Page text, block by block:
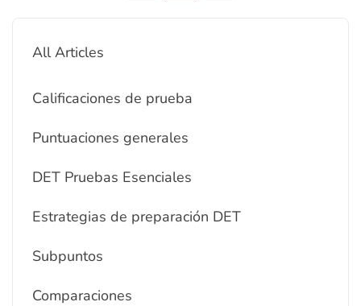
All Articles
Calificaciones de prueba
Puntuaciones generales
DET Pruebas Esenciales
Estrategias de preparación DET
Subpuntos
Comparaciones